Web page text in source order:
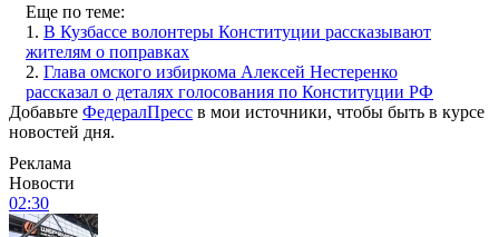
Еще по теме:
1. В Кузбассе волонтеры Конституции рассказывают
жителям о поправках
2. Глава омского избиркома Алексей Нестеренко
рассказал о деталях голосования по Конституции РФ
Добавьте ФедералПресс в мои источники, чтобы быть в курсе
новостей дня.
Реклама
Новости
02:30